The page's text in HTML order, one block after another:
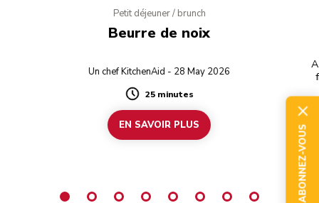
Petit déjeuner / brunch
Beurre de noix
Un chef KitchenAid - 28 May 2026
Duration
25 minutes
EN SAVOIR PLUS ABONNEZ-VOUS